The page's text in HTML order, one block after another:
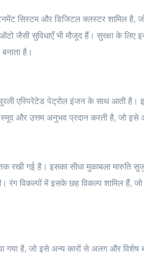
सिस्टम और डिजिटल क्लस्टर शामिल है,
जैसी सुविधाएँ भी मौजूद हैं। सुरक्षा के
है।
एस्पिरेटेड पेट्रोल इंजन के साथ आती
और उत्तम अनुभव प्रदान करती है, जो इसे
गई है। इसका सीधा मुकाबला मारुति
रंग विकल्पों में इसके छह विकल्प शामिल हैं,
है, जो इसे अन्य कारों से अलग और विशेष